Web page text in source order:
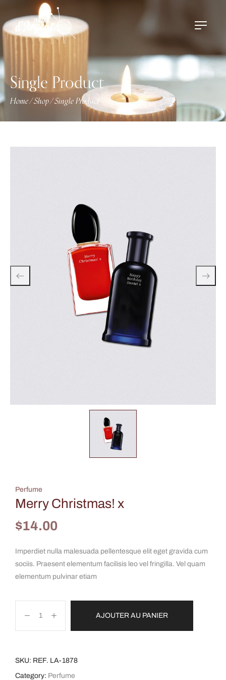
Single Product
Home/Shop/Single Product
Perfume
Merry Christmas! x
$14.00
Imperdiet nulla malesuada pellentesque elit eget gravida cum
sociis. Praesent elementum facilisis leo vel fringilla. Vel quam
elementum pulvinar etiam
AJOUTER AU PANIER
l
t
SKU: REF. LA-1878
Category: Perfume